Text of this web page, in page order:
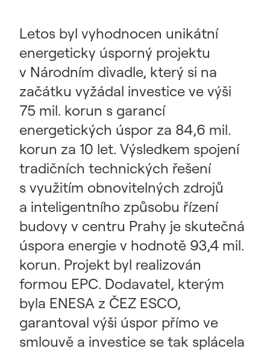
Letos byl vyhodnocen unikátní
energeticky úsporný projektu
v Národním divadle, který si na
začátku vyžádal investice ve výši
75 mil. korun s garancí
energetických úspor za 84,6 mil.
korun za 10 let. Výsledkem spojení
tradičních technických řešení
s využitím obnovitelných zdrojů
a inteligentního způsobu řízení
budovy v centru Prahy je skutečná
úspora energie v hodnotě 93,4 mil.
korun. Projekt byl realizován
formou EPC. Dodavatel, kterým
byla ENESA z ČEZ ESCO,
garantoval výši úspor přímo ve
smlouvě a investice se tak splácela